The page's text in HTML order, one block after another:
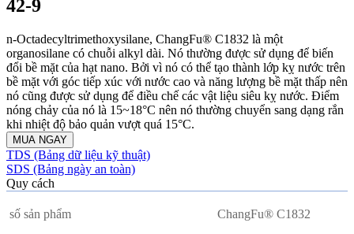
42-9
n-Octadecyltrimethoxysilane, ChangFu® C1832 là một
organosilane có chuỗi alkyl dài. Nó thường được sử dụng để biến
đổi bề mặt của hạt nano. Bởi vì nó có thể tạo thành lớp kỵ nước trên
bề mặt với góc tiếp xúc với nước cao và năng lượng bề mặt thấp nên
nó cũng được sử dụng để điều chế các vật liệu siêu kỵ nước. Điểm
nóng chảy của nó là 15~18°C nên nó thường chuyển sang dạng rắn
khi nhiệt độ bảo quản vượt quá 15°C.
MUA NGAY
TDS (Bảng dữ liệu kỹ thuật)
SDS (Bảng ngày an toàn)
Quy cách
số sản phẩm ChangFu® C1832